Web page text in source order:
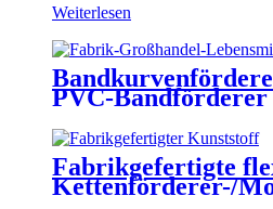
Weiterlesen
PVC-Bandförderer
Fabrikgefertigte
Kettenförderer-/